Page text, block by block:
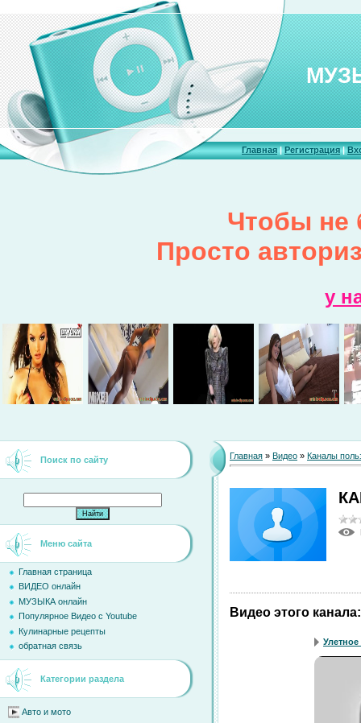
Главная|Регистрация|
Чтобы не
Просто
у
Поиск по сайту
Меню сайта
Главная страница
ВИДЕО онлайн
МУЗЫКА онлайн
Популярное Видео с Youtube
Кулинарные рецепты
обратная связь
Категории раздела
Авто и мото
Главная » Видео » Каналы
Видео этого канала: